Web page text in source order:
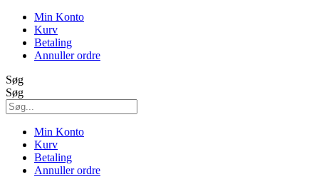
Min Konto
Kurv
Betaling
Annuller ordre
Søg
Søg
Min Konto
Kurv
Betaling
Annuller ordre